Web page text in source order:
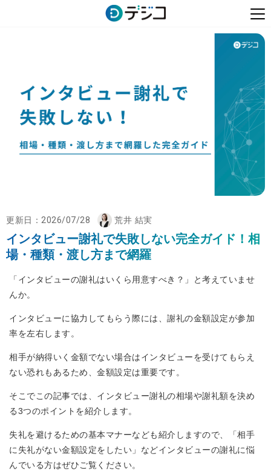
更新日： 2026/07/28 荒井 結実
インタビュー謝礼で失敗しない完全ガイド！相
場・種類・渡し方まで網羅
「インタビューの謝礼はいくら用意すべき？」と考えていませ
んか。
インタビューに協力してもらう際には、謝礼の金額設定が参加
率を左右します。
相手が納得いく金額でない場合はインタビューを受けてもらえ
ない恐れもあるため、金額設定は重要です。
そこでこの記事では、インタビュー謝礼の相場や謝礼額を決め
る3つのポイントを紹介します。
失礼を避けるための基本マナーなども紹介しますので、「相手
に失礼がない金額設定をしたい」などインタビューの謝礼に悩
んでいる方はぜひご覧ください。